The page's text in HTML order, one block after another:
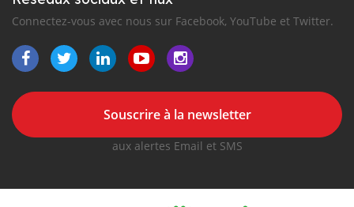
Connectez-vous avec nous sur Facebook, YouTube et Twitter.
Souscrire à la newsletter
aux alertes Email et SMS